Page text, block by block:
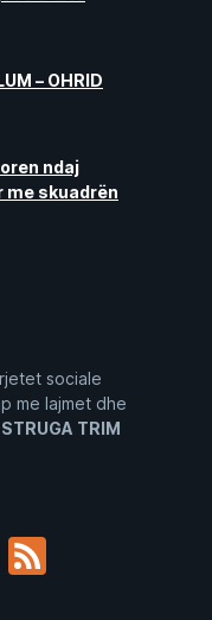
– OHRID
ndaj
me skuadrën
sociale
me lajmet dhe
TRIM
YouTube